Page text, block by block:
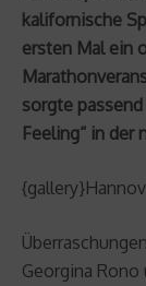
kalifornische
ersten Mal ein
sorgte
Feeling“ in der
Georgina